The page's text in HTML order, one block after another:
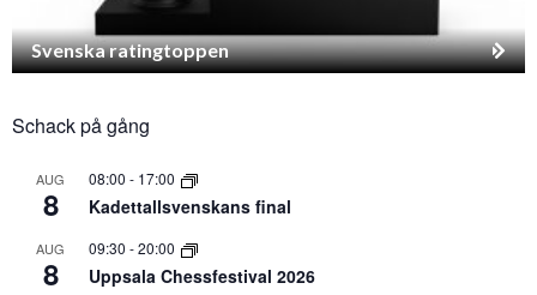
Svenska ratingtoppen
Schack på gång
AUG
8
08:00 - 17:00
Kadettallsvenskans final
AUG
8
09:30 -20:00
Uppsala Chessfestival 2026